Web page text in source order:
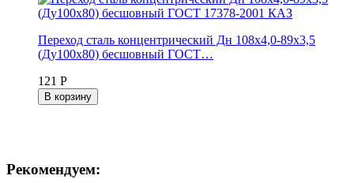
Переход сталь концентрический Дн 108х4,0-89х3,5
(Ду100х80) бесшовный ГОСТ…
121 Р
В корзину
Рекомендуем: